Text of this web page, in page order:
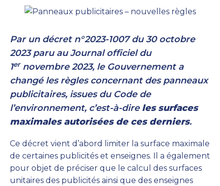
Par un décret n°2023-1007 du 30 octobre
2023 paru au Journal officiel du
1ernovembre 2023, le Gouvernement a
changé les règles concernant des panneaux
publicitaires, issues du Code de
l’environnement, c’est-à-dire les surfaces
maximales autorisées de ces derniers.
Ce décret vient d’abord limiter la surface maximale
de certaines publicités et enseignes. Il a également
pour objet de préciser que le calcul des surfaces
unitaires des publicités ainsi que des enseignes